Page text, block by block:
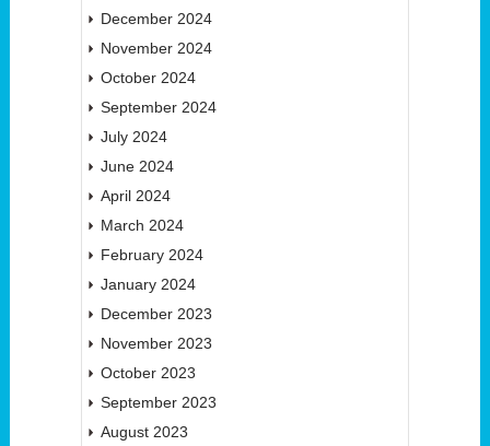
December 2024
November 2024
October 2024
September 2024
July 2024
June 2024
April 2024
March 2024
February 2024
January 2024
December 2023
November 2023
October 2023
September 2023
August 2023